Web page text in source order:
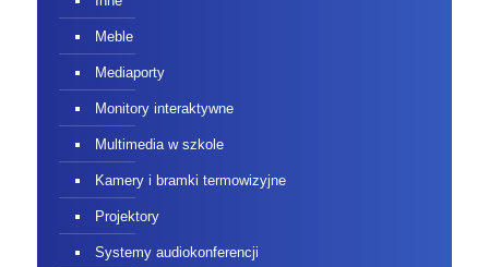
Meble
Mediaporty
Monitory interaktywne
Multimedia w szkole
Kamery i bramki termowizyjne
Projektory
Systemy audiokonferencji